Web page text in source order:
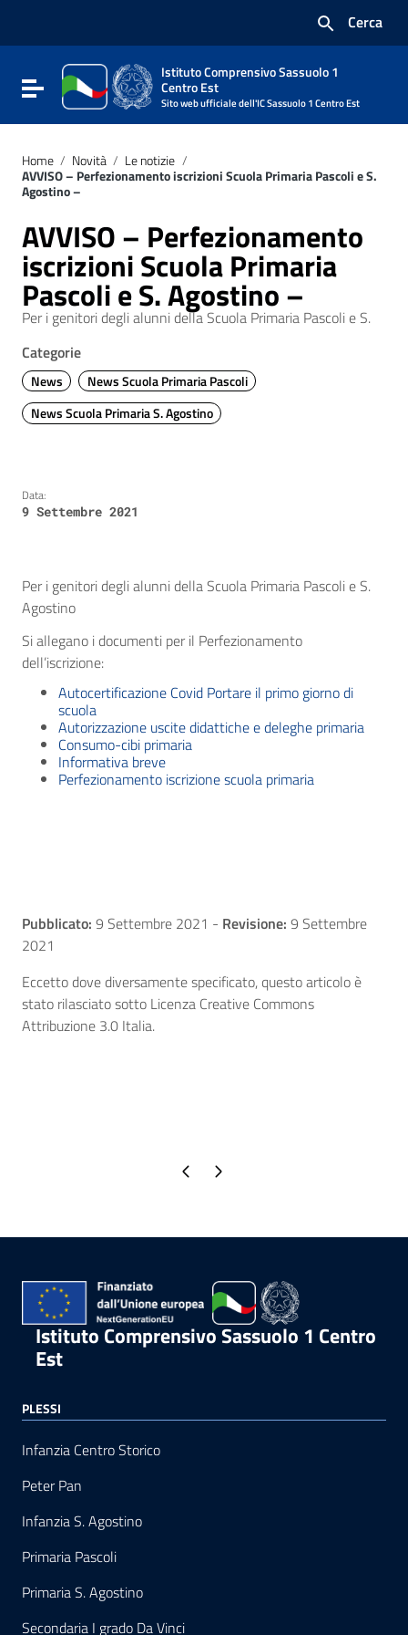
Vai al footer
Cerca
Attiva / disattiva la navigazione
Istituto Comprensivo Sassuolo 1
Centro Est
Sito web ufficiale dell'IC Sassuolo 1 Centro Est
Home / Novità / Le notizie /
AVVISO – Perfezionamento iscrizioni Scuola Primaria Pascoli e S.
Agostino –
AVVISO – Perfezionamento
iscrizioni Scuola Primaria
Pascoli e S. Agostino –
Per i genitori degli alunni della Scuola Primaria Pascoli e S.
Categorie
News
News Scuola Primaria Pascoli
News Scuola Primaria S. Agostino
Data:
9 Settembre 2021
Per i genitori degli alunni della Scuola Primaria Pascoli e S.
Agostino
Si allegano i documenti per il Perfezionamento
dell’iscrizione:
Autocertificazione Covid Portare il primo giorno di
scuola
Autorizzazione uscite didattiche e deleghe primaria
Consumo-cibi primaria
Informativa breve
Perfezionamento iscrizione scuola primaria
Pubblicato: 9 Settembre 2021 - Revisione: 9 Settembre
2021
Eccetto dove diversamente specificato, questo articolo è
stato rilasciato sotto Licenza Creative Commons
Attribuzione 3.0 Italia.
Pagina precedente
Pagina successiva
Istituto Comprensivo Sassuolo 1 Centro
Est
PLESSI
Infanzia Centro Storico
Peter Pan
Infanzia S. Agostino
Primaria Pascoli
Primaria S. Agostino
Secondaria I grado Da Vinci